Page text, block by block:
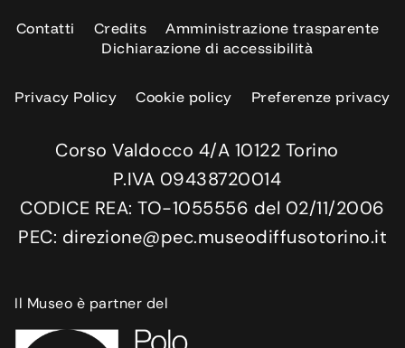
Contatti Credits
Amministrazione trasparente
Dichiarazione di accessibilità
Privacy Policy Cookie policy Preferenze privacy
Corso Valdocco 4/A 10122 Torino
P.IVA 09438720014
CODICE REA: TO-1055556 del 02/11/2006
PEC: direzione@pec.museodiffusotorino.it
Il Museo è partner del